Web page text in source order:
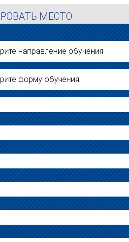
МЕСТО
направление обучения
форму обучения